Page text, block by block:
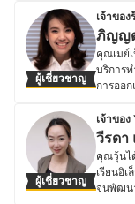
สมัครเ
ตัวมีคว
ช่วยพัฒ
เสียเว
ช่วยให้
ประ
เข้าเรี
พร้อมทั้
รามค
มา โด
หลาย
เเบล็ค
club อ
โดดเด่น
ความส
ให้กับลู
ประ
ผู้เชี่ยวชาญ
เจ้าขอ
ภิญญด
คุณเมย์
บริการ
การออ
สุขภาพ
สมัยเรีย
ว่าจะเ
ตัดสินใ
พัฒนา
เทคนิ
ผู้เชี่ยวชาญ
เจ้าขอ
วีรดา
คุณวุ้นไ
เรียนอิ
จนพัฒน